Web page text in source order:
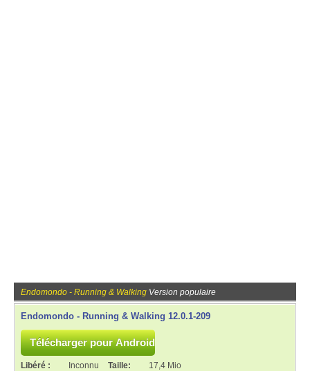
Endomondo - Running & Walking Version populaire
Endomondo - Running & Walking 12.0.1-209
Libéré : Inconnu Taille:
17,4 Mio